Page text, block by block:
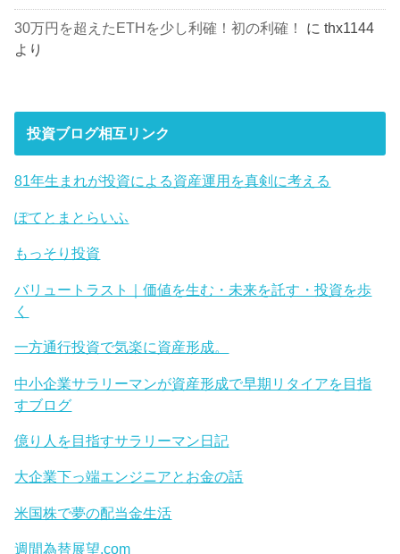
30万円を超えたETHを少し利確！初の利確！ にthx1144
より
投資ブログ相互リンク
81年生まれが投資による資産運用を真剣に考える
ぽてとまとらいふ
もっそり投資
バリュートラスト｜価値を生む・未来を託す・投資を歩
く
一方通行投資で気楽に資産形成。
中小企業サラリーマンが資産形成で早期リタイアを目指
すブログ
億り人を目指すサラリーマン日記
大企業下っ端エンジニアとお金の話
米国株で夢の配当金生活
週間為替展望.com